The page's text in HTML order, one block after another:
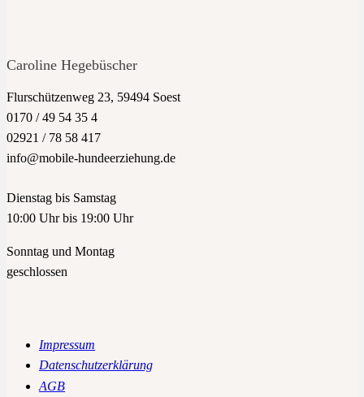
Caroline Hegebüscher
Flurschützenweg 23, 59494 Soest
0170 / 49 54 35 4
02921 / 78 58 417
info@mobile-hundeerziehung.de
Dienstag bis Samstag
10:00 Uhr bis 19:00 Uhr
Sonntag und Montag
geschlossen
Impressum
Datenschutzerklärung
AGB